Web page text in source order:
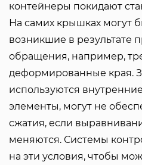
контейнеры покидают
На самих крышках могут
возникшие в результате
обращения, например,
деформированные края.
используются
элементы, могут не
сжатия, если
меняются. Системы
на эти условия, чтобы